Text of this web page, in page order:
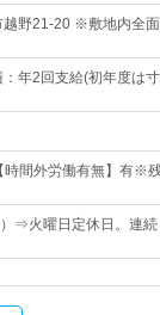
越野21-20 ※敷地内全
年2回支給(初年度は
時間外労働有無】有※
⇒火曜日定休日。連